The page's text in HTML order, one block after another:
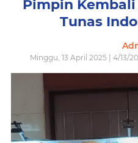
Pimpin
Tunas
Minggu, 13 April 2025 | 4/13/